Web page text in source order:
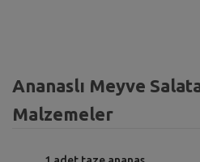
Ananaslı Meyve
Malzemeler